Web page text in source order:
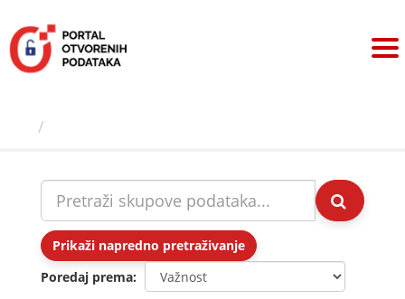
sadržaj
Prikaži napredno pretraživanje
Poredaj prema